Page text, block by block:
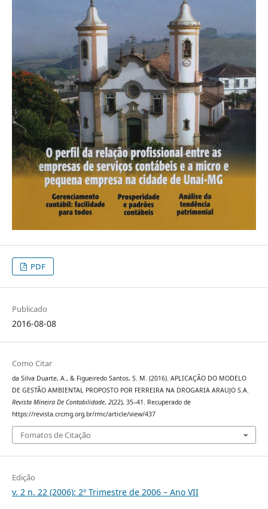
PDF
Publicado
2016-08-08
Como Citar
da Silva Duarte, A., & Figueiredo Santos, S. M. (2016). APLICAÇÃO DO MODELO
DE GESTÃO AMBIENTAL PROPOSTO POR FERREIRA NA DROGARIA ARAUJO S.A.
Revista Mineira De Contabilidade, 2(22), 35–41. Recuperado de
https://revista.crcmg.org.br/rmc/article/view/437
Fomatos de Citação
Edição
v. 2 n. 22 (2006): 2º Trimestre de 2006 – Ano VII